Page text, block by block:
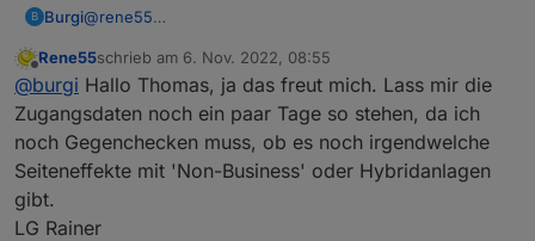
B Burgi@rene55
ich hab gerade den (Business) Adapter installiert.
Absolut super, nach der Eingabe meiner Daten, zack,
alles da!
Herzlichen Dank für deine Arbeit.
Viele Grüße
Thomas
Offline
Rene55schrieb am 6. Nov. 2022, 08:55
zuletzt editiert von
@burgi Hallo Thomas, ja das freut mich. Lass mir die
Zugangsdaten noch ein paar Tage so stehen, da ich
noch Gegenchecken muss, ob es noch irgendwelche
Seiteneffekte mit 'Non-Business' oder Hybridanlagen
gibt.
LG Rainer